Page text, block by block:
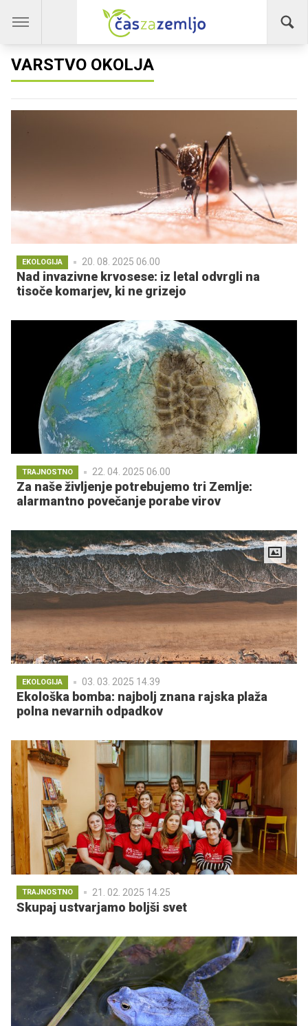
VARSTVO OKOLJA
EKOLOGIJA 20. 08. 2025 06.00
Nad invazivne krvosese: iz letal odvrgli na
tisoče komarjev, ki ne grizejo
TRAJNOSTNO 22. 04. 2025 06.00
Za naše življenje potrebujemo tri Zemlje:
alarmantno povečanje porabe virov
EKOLOGIJA 03. 03. 2025 14.39
Ekološka bomba: najbolj znana rajska plaža
polna nevarnih odpadkov
TRAJNOSTNO 21. 02. 2025 14.25
Skupaj ustvarjamo boljši svet